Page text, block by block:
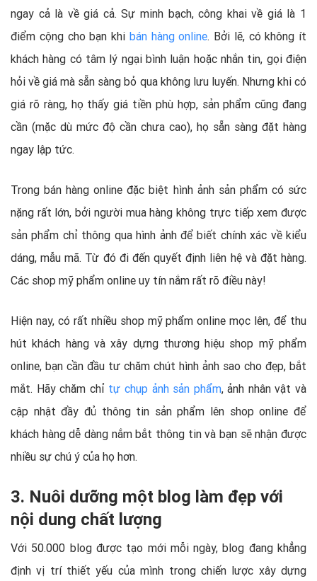
ngay cả là về giá cả. Sự minh bạch, công khai về giá là 1
điểm cộng cho bạn khi bán hàng online. Bởi lẽ, có không ít
khách hàng có tâm lý ngại bình luận hoặc nhắn tin, gọi điện
hỏi về giá mà sẵn sàng bỏ qua không lưu luyến. Nhưng khi có
giá rõ ràng, họ thấy giá tiền phù hợp, sản phẩm cũng đang
cần (mặc dù mức độ cần chưa cao), họ sẵn sàng đặt hàng
ngay lập tức.
Trong bán hàng online đặc biệt hình ảnh sản phẩm có sức
nặng rất lớn, bởi người mua hàng không trực tiếp xem được
sản phẩm chỉ thông qua hình ảnh để biết chính xác về kiểu
dáng, mẫu mã. Từ đó đi đến quyết định liên hệ và đặt hàng.
Các shop mỹ phẩm online uy tín nắm rất rõ điều này!
Hiện nay, có rất nhiều shop mỹ phẩm online mọc lên, để thu
hút khách hàng và xây dựng thương hiệu shop mỹ phẩm
online, bạn cần đầu tư chăm chút hình ảnh sao cho đẹp, bắt
mắt. Hãy chăm chỉ tự chụp ảnh sản phẩm, ảnh nhân vật và
cập nhật đầy đủ thông tin sản phẩm lên shop online để
khách hàng dễ dàng nắm bắt thông tin và bạn sẽ nhận được
nhiều sự chú ý của họ hơn.
3. Nuôi dưỡng một blog làm đẹp với
nội dung chất lượng
Với 50.000 blog được tạo mới mỗi ngày, blog đang khẳng
định vị trí thiết yếu của mình trong chiến lược xây dựng